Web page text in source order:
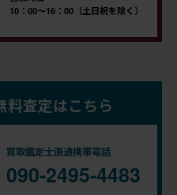
10：00～16：00（土日祝を除く）
料査定はこちら
買取鑑定士直通携帯電話
090-2495-4483